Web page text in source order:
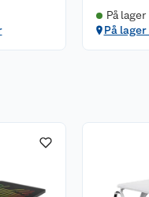
På lager
På